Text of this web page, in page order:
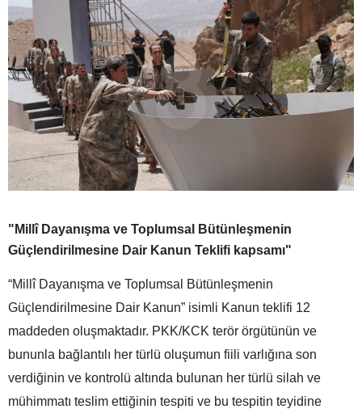
"Millî Dayanışma ve Toplumsal Bütünleşmenin
Güçlendirilmesine Dair Kanun Teklifi kapsamı"
“Millî Dayanışma ve Toplumsal Bütünleşmenin
Güçlendirilmesine Dair Kanun” isimli Kanun teklifi 12
maddeden oluşmaktadır. PKK/KCK terör örgütünün ve
bununla bağlantılı her türlü oluşumun fiili varlığına son
verdiğinin ve kontrolü altında bulunan her türlü silah ve
mühimmatı teslim ettiğinin tespiti ve bu tespitin teyidine